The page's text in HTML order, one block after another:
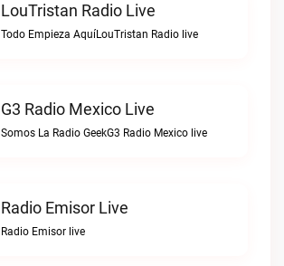
LouTristan Radio Live
Todo Empieza AquíLouTristan Radio live
G3 Radio Mexico Live
Somos La Radio GeekG3 Radio Mexico live
Radio Emisor Live
Radio Emisor live